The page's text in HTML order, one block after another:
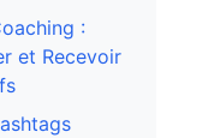
:
et Recevoir